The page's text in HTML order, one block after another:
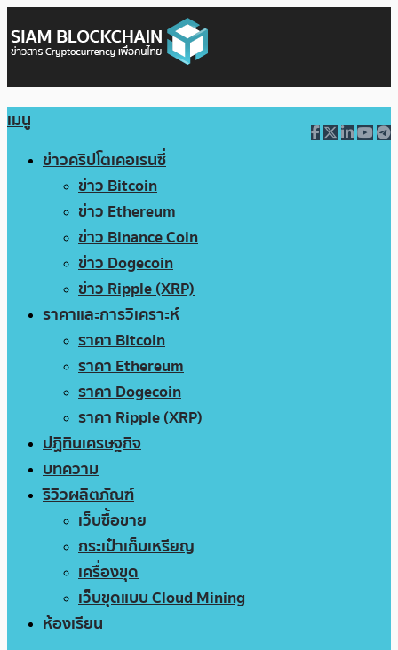
เมนู
ข่าวคริปโตเคอเรนซี่
ข่าว Bitcoin
ข่าว Ethereum
ข่าว Binance Coin
ข่าว Dogecoin
ข่าว Ripple (XRP)
ราคาและการวิเคราะห์
ราคา Bitcoin
ราคา Ethereum
ราคา Dogecoin
ราคา Ripple (XRP)
ปฏิทินเศรษฐกิจ
บทความ
รีวิวผลิตภัณฑ์
เว็บซื้อขาย
กระเป๋าเก็บเหรียญ
เครื่องขุด
เว็บขุดแบบ Cloud Mining
ห้องเรียน